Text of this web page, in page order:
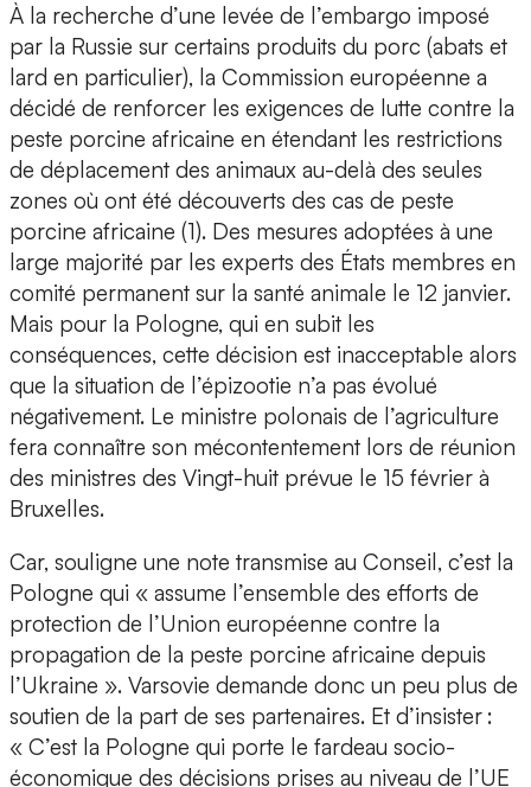
À la recherche d’une levée de l’embargo imposé
par la Russie sur certains produits du porc (abats et
lard en particulier), la Commission européenne a
décidé de renforcer les exigences de lutte contre la
peste porcine africaine en étendant les restrictions
de déplacement des animaux au-delà des seules
zones où ont été découverts des cas de peste
porcine africaine (1). Des mesures adoptées à une
large majorité par les experts des États membres en
comité permanent sur la santé animale le 12 janvier.
Mais pour la Pologne, qui en subit les
conséquences, cette décision est inacceptable alors
que la situation de l’épizootie n’a pas évolué
négativement. Le ministre polonais de l’agriculture
fera connaître son mécontentement lors de réunion
des ministres des Vingt-huit prévue le 15 février à
Bruxelles.
Car, souligne une note transmise au Conseil, c’est la
Pologne qui « assume l’ensemble des efforts de
protection de l’Union européenne contre la
propagation de la peste porcine africaine depuis
l’Ukraine ». Varsovie demande donc un peu plus de
soutien de la part de ses partenaires. Et d’insister :
« C’est la Pologne qui porte le fardeau socio-
économique des décisions prises au niveau de l’UE